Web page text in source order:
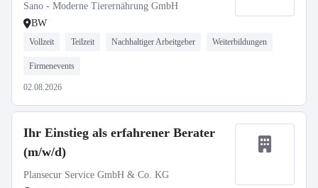
Sano - Moderne Tierernährung GmbH
BW
Vollzeit Teilzeit Nachhaltiger Arbeitgeber Weiterbildungen
Firmenevents
02.08.2026
Ihr Einstieg als erfahrener Berater
(m/w/d)
Plansecur Service GmbH & Co. KG